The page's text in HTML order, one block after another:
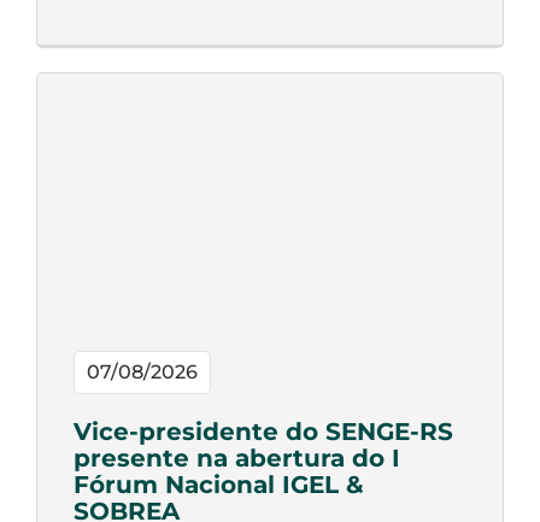
07/08/2026
Vice-presidente do SENGE-RS
presente na abertura do I
Fórum Nacional IGEL &
SOBREA